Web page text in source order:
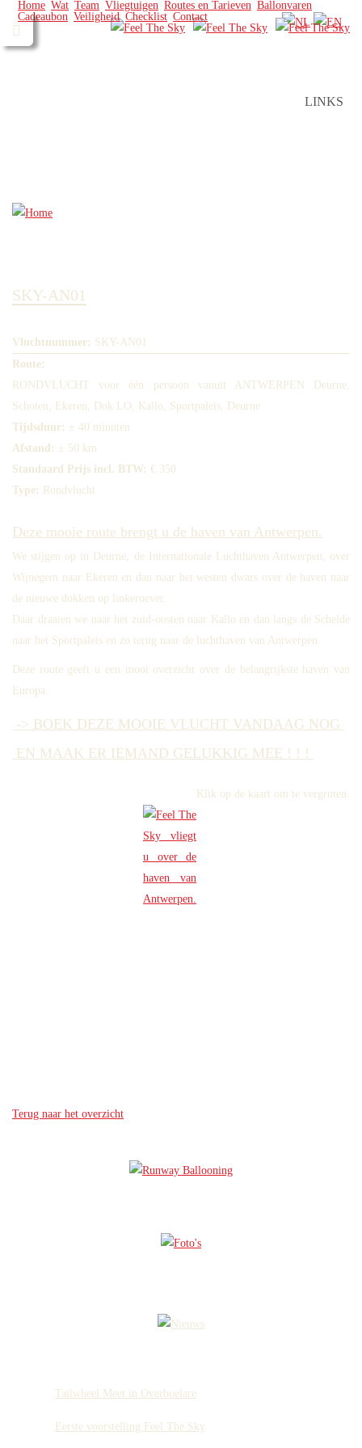
Home Wat Team Vliegtuigen Routes en Tarieven Ballonvaren
Cadeaubon Veiligheid Checklist Contact
LINKS
SKY-AN01
Vluchtnummer: SKY-AN01
Route:
RONDVLUCHT voor één persoon vanuit ANTWERPEN Deurne,
Schoten, Ekeren, Dok LO, Kallo, Sportpaleis, Deurne
Tijdsduur: ± 40 minuten
Afstand: ± 50 km
Standaard Prijs incl. BTW: € 350
Type: Rondvlucht
Deze mooie route brengt u de haven van Antwerpen.
We stijgen op in Deurne, de Internationale Luchthaven Antwerpen, over
Wijnegem naar Ekeren en dan naar het westen dwars over de haven naar
de nieuwe dokken op linkeroever.
Daar draaien we naar het zuid-oosten naar Kallo en dan langs de Schelde
naar het Sportpaleis en zo terug naar de luchthaven van Antwerpen.
Deze route geeft u een mooi overzicht over de belangrijkste haven van
Europa.
-> BOEK DEZE MOOIE VLUCHT VANDAAG NOG
EN MAAK ER IEMAND GELUKKIG MEE ! ! !
Klik op de kaart om te vergroten.
Terug naar het overzicht
Tailwheel Meet in Overboelare
Eerste voorstelling Feel The Sky